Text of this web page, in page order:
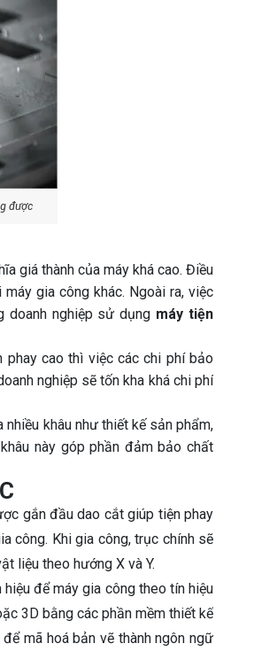
được
giá thành của máy khá cao. Điều
gia công khác. Ngoài ra, việc
doanh nghiệp sử dụng máy tiện
phay cao thì việc các chi phí bảo
nghiệp sẽ tốn kha khá chi phí
khâu như thiết kế sản phẩm,
này góp phần đảm bảo chất
gắn đầu dao cắt giúp tiện phay
công. Khi gia công, trục chính sẽ
liệu theo hướng X và Y.
để máy gia công theo tín hiệu
3D bằng các phần mềm thiết kế
mã hoá bản vẽ thành ngôn ngữ